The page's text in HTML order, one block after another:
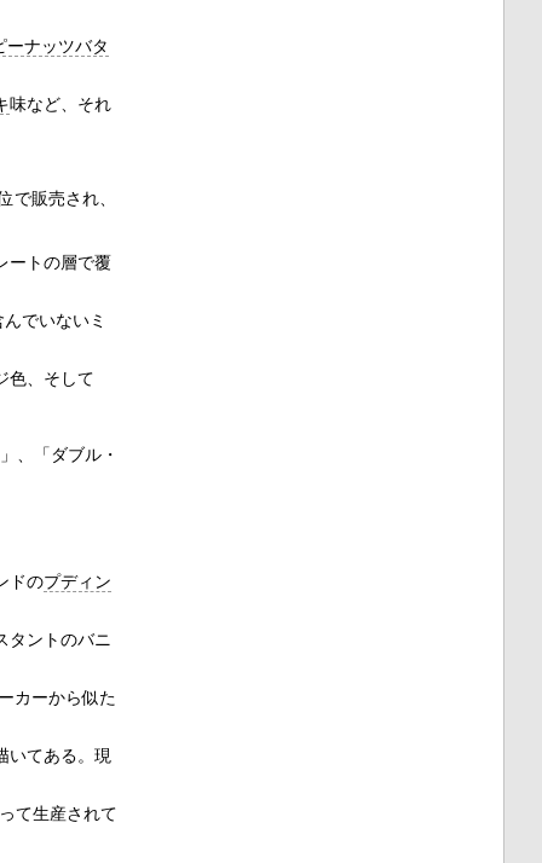
ーナッツバタ
味など、それ
で販売され、
ートの層で覆
でいないミ
色、そして
、「ダブル・
ドのプディン
タントのバニ
カーから似た
いてある。現
て生産されて